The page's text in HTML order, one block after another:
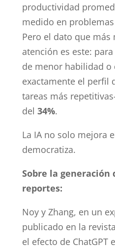
productividad
medido en
Pero el dato que más
atención es este:
de menor habilidad
exactamente el perfil
tareas más
del 34%.
La IA no solo mejora
democratiza.
Sobre la generación
reportes:
Noy y Zhang, en un
publicado en la revista
el efecto de ChatGPT